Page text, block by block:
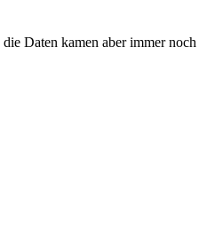
Daten kamen aber immer noch